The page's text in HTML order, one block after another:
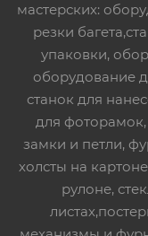
мастерских:
резки
упаковки,
оборудование
станок для
для
замки и петли,
холсты на
рулоне,